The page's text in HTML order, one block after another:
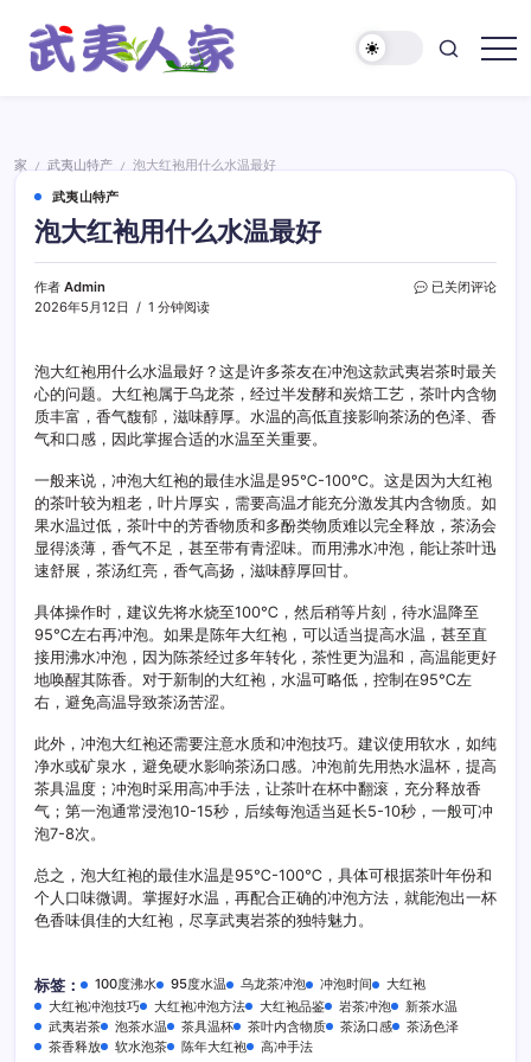
家
家 / 武夷山特产 /
泡大红袍用什么水温最好
武夷山特产
泡大红袍用什么水温最好
作者 Admin
2026年5月12日
1 分钟阅读
泡
用
什
么
水
好
已关闭评论
泡大红袍用什么水温最好？这是许多茶友在冲泡这款武夷岩茶时最关
心的问题。大红袍属于乌龙茶，经过半发酵和炭焙工艺，茶叶内含物
质丰富，香气馥郁，滋味醇厚。水温的高低直接影响茶汤的色泽、香
气和口感，因此掌握合适的水温至关重要。
一般来说，冲泡大红袍的最佳水温是95℃-100℃。这是因为大红袍
的茶叶较为粗老，叶片厚实，需要高温才能充分激发其内含物质。如
果水温过低，茶叶中的芳香物质和多酚类物质难以完全释放，茶汤会
显得淡薄，香气不足，甚至带有青涩味。而用沸水冲泡，能让茶叶迅
速舒展，茶汤红亮，香气高扬，滋味醇厚回甘。
具体操作时，建议先将水烧至100℃，然后稍等片刻，待水温降至
95℃左右再冲泡。如果是陈年大红袍，可以适当提高水温，甚至直
接用沸水冲泡，因为陈茶经过多年转化，茶性更为温和，高温能更好
地唤醒其陈香。对于新制的大红袍，水温可略低，控制在95℃左
右，避免高温导致茶汤苦涩。
此外，冲泡大红袍还需要注意水质和冲泡技巧。建议使用软水，如纯
净水或矿泉水，避免硬水影响茶汤口感。冲泡前先用热水温杯，提高
茶具温度；冲泡时采用高冲手法，让茶叶在杯中翻滚，充分释放香
气；第一泡通常浸泡10-15秒，后续每泡适当延长5-10秒，一般可冲
泡7-8次。
总之，泡大红袍的最佳水温是95℃-100℃，具体可根据茶叶年份和
个人口味微调。掌握好水温，再配合正确的冲泡方法，就能泡出一杯
色香味俱佳的大红袍，尽享武夷岩茶的独特魅力。
标签： 100度沸水 95度水温 乌龙茶冲泡 冲泡时间
大红袍
大红袍冲泡技巧
大红袍冲泡方法 大红袍品鉴 岩茶冲泡
新茶水温
武夷岩茶
泡茶水温 茶具温杯 茶叶内含物质 茶汤口感
茶汤色泽
茶香释放
软水泡茶 陈年大红袍 高冲手法